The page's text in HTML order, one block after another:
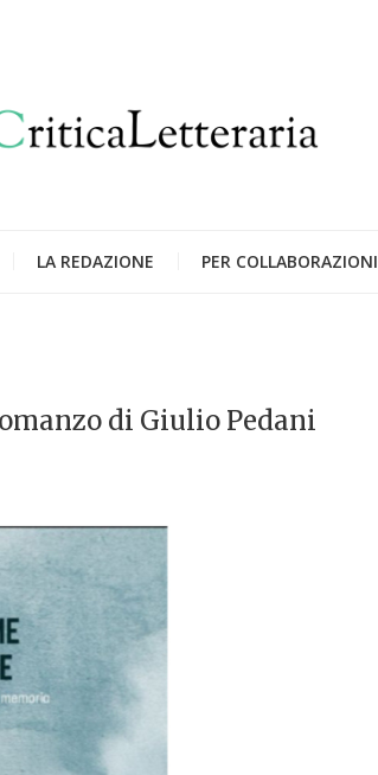
LA REDAZIONE PER COLLABORAZIONI
di Giulio Pedani